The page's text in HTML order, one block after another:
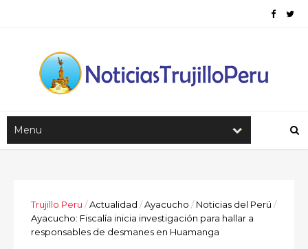
Trujillo Peru /Actualidad /Ayacucho / Noticias del Perú /
Ayacucho: Fiscalía inicia investigación para hallar a
responsables de desmanes en Huamanga